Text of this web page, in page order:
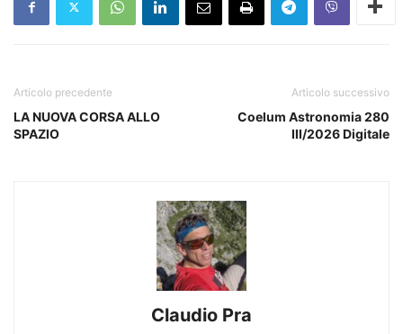
Articolo precedente
LA NUOVA CORSA ALLO
SPAZIO
Articolo successivo
Coelum Astronomia 280
III/2026 Digitale
Claudio Pra